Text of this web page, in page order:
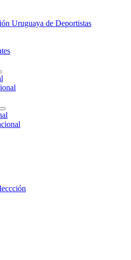
Uruguaya de Deportistas